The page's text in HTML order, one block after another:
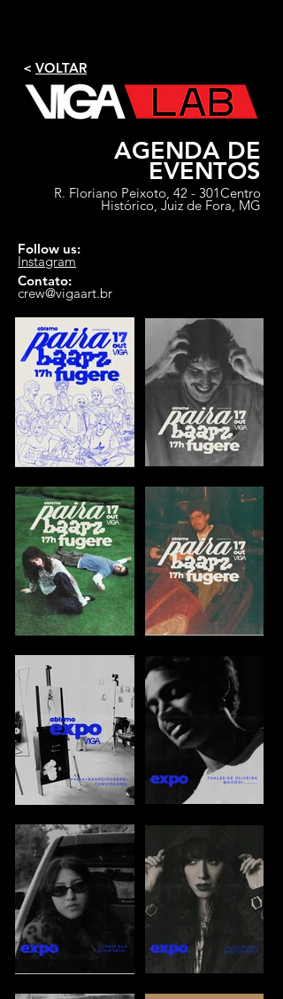
< VOLTAR
AGENDA DE
EVENTOS
R. Floriano Peixoto, 42 - 301Centro
Histórico, Juiz de Fora, MG
Follow us:
Instagram
Contato:
crew@vigaart.br